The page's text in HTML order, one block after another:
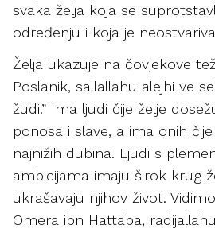
svaka želja koja se
određenju i koja je
Želja ukazuje na čovjekove
Poslanik, sallallahu alejhi ve
žudi.” Ima ljudi čije želje
ponosa i slave, a ima onih
najnižih dubina. Ljudi s
ambicijama imaju širok krug
ukrašavaju njihov život.
Omera ibn Hattaba,